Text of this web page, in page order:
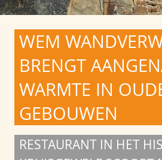
WEM
BRENGT
WARMTE IN
GEBOUWEN
RESTAURANT IN HET